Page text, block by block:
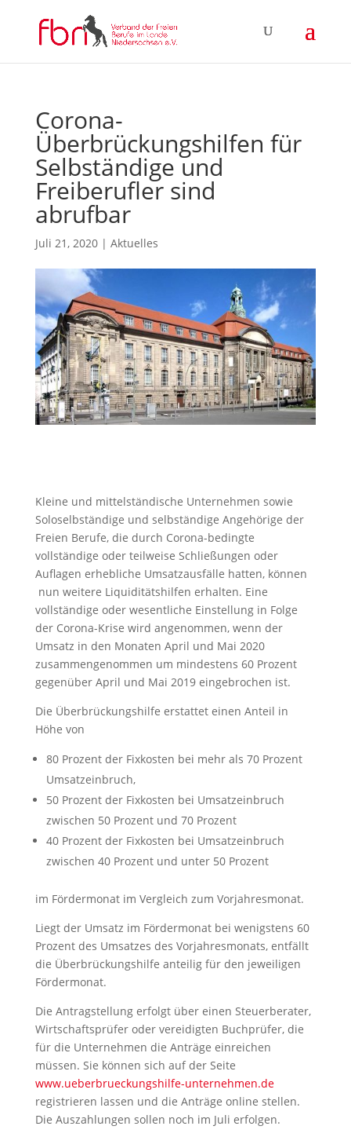
Corona-
Überbrückungshilfen für
Selbständige und
Freiberufler sind
abrufbar
Juli 21, 2020| Aktuelles
Kleine und mittelständische Unternehmen sowie
Soloselbständige und selbständige Angehörige der
Freien Berufe, die durch Corona-bedingte
vollständige oder teilweise Schließungen oder
Auflagen erhebliche Umsatzausfälle hatten, können
nun weitere Liquiditätshilfen erhalten. Eine
vollständige oder wesentliche Einstellung in Folge
der Corona-Krise wird angenommen, wenn der
Umsatz in den Monaten April und Mai 2020
zusammengenommen um mindestens 60 Prozent
gegenüber April und Mai 2019 eingebrochen ist.
Die Überbrückungshilfe erstattet einen Anteil in
Höhe von
80 Prozent der Fixkosten bei mehr als 70 Prozent
Umsatzeinbruch,
50 Prozent der Fixkosten bei Umsatzeinbruch
zwischen 50 Prozent und 70 Prozent
40 Prozent der Fixkosten bei Umsatzeinbruch
zwischen 40 Prozent und unter 50 Prozent
im Fördermonat im Vergleich zum Vorjahresmonat.
Liegt der Umsatz im Fördermonat bei wenigstens 60
Prozent des Umsatzes des Vorjahresmonats, entfällt
die Überbrückungshilfe anteilig für den jeweiligen
Fördermonat.
Die Antragstellung erfolgt über einen Steuerberater,
Wirtschaftsprüfer oder vereidigten Buchprüfer, die
für die Unternehmen die Anträge einreichen
müssen. Sie können sich auf der Seite
www.ueberbrueckungshilfe-unternehmen.de
registrieren lassen und die Anträge online stellen.
Die Auszahlungen sollen noch im Juli erfolgen.